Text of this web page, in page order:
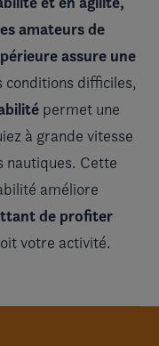
amateurs de
assure une
conditions difficiles,
permet une
à grande vitesse
nautiques. Cette
améliore
de profiter
votre activité.